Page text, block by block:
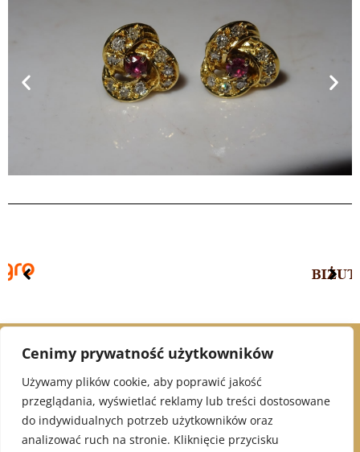
Cenimy prywatność użytkowników
Używamy plików cookie, aby poprawić jakość
przeglądania, wyświetlać reklamy lub treści dostosowane
do indywidualnych potrzeb użytkowników oraz
analizować ruch na stronie. Kliknięcie przycisku
© 2021 Alex Jubiler
INFORMACJE: